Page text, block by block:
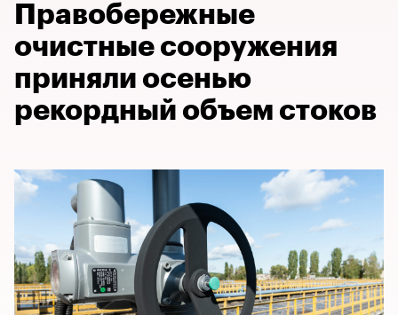
Правобережные
очистные сооружения
приняли осенью
рекордный объем стоков